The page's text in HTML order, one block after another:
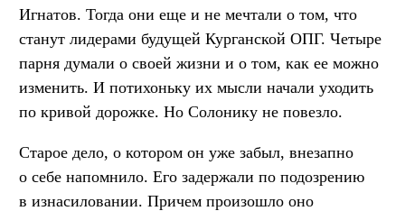
Игнатов. Тогда они еще и не мечтали о том, что
станут лидерами будущей Курганской ОПГ. Четыре
парня думали о своей жизни и о том, как ее можно
изменить. И потихоньку их мысли начали уходить
по кривой дорожке. Но Солонику не повезло.
Старое дело, о котором он уже забыл, внезапно
о себе напомнило. Его задержали по подозрению
в изнасиловании. Причем произошло оно